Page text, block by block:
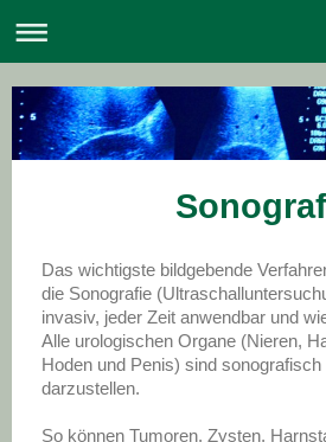
Das wichtigste bildgebende
die Sonografie
invasiv, jeder Zeit anwendbar und
Alle urologischen Organe (Nieren,
Hoden und Penis) sind
darzustellen.
So können Tumoren, Zysten,